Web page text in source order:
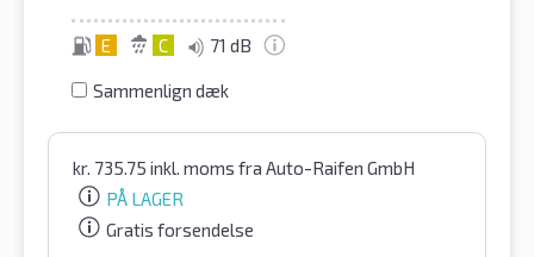
E C 71 dB
Sammenlign dæk
kr. 735.75 inkl. moms fra Auto-Raifen GmbH
PÅ LAGER
Gratis forsendelse